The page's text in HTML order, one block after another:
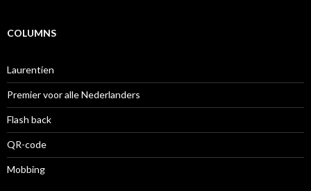
COLUMNS
Laurentien
Premier voor alle Nederlanders
Flash back
QR-code
Mobbing